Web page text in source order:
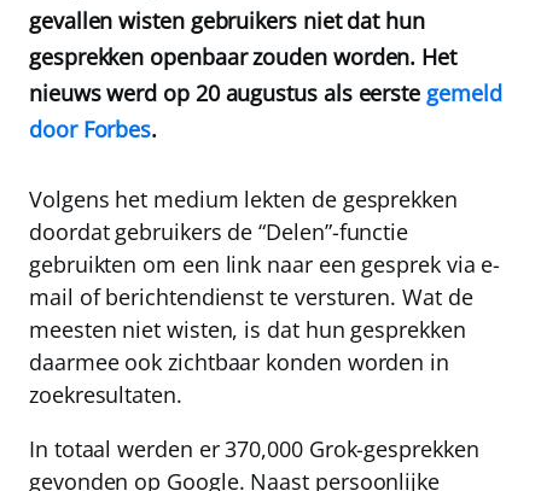
gevallen wisten gebruikers niet dat hun
gesprekken openbaar zouden worden. Het
nieuws werd op 20 augustus als eerste gemeld
door Forbes.
Volgens het medium lekten de gesprekken
doordat gebruikers de “Delen”-functie
gebruikten om een link naar een gesprek via e-
mail of berichtendienst te versturen. Wat de
meesten niet wisten, is dat hun gesprekken
daarmee ook zichtbaar konden worden in
zoekresultaten.
In totaal werden er370,000 Grok-gesprekken
gevonden op Google. Naast persoonlijke